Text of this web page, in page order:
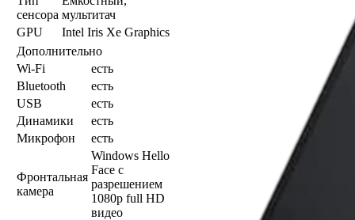
сенсора мультитач
GPU
Intel Iris Xe Graphics
Дополнительно
Wi-Fi
есть
Bluetooth
есть
USB
есть
Динамики
есть
Микрофон
есть
Фронтальная
камера
Windows Hello
Face с
разрешением
1080p full HD
видео